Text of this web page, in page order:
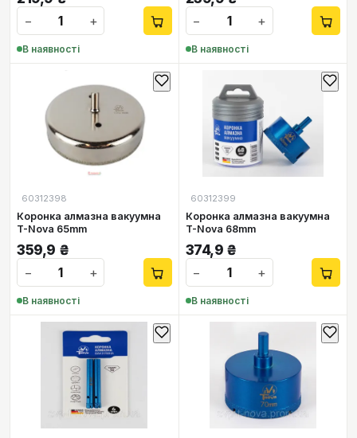
−
+
В наявності
−
+
В наявності
60312398
Коронка алмазна вакуумна
T-Nova 65mm
359,9 ₴
−
+
В наявності
60312399
Коронка алмазна вакуумна
T-Nova 68mm
374,9 ₴
−
+
В наявності